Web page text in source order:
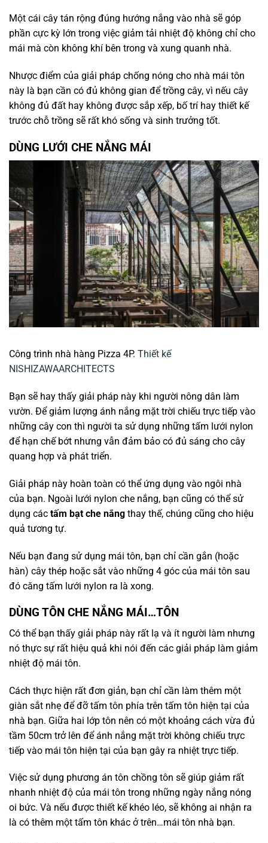
Một cái cây tán rộng đúng hướng nắng vào nhà sẽ góp
phần cực kỳ lớn trong việc giảm tải nhiệt độ không chỉ cho
mái mà còn không khí bên trong và xung quanh nhà.
Nhược điểm của giải pháp chống nóng cho nhà mái tôn
này là bạn cần có đủ không gian để trồng cây, vì nếu cây
không đủ đất hay không được sắp xếp, bố trí hay thiết kế
trước chỗ trồng sẽ rất khó sống và sinh trưởng tốt.
DÙNG LƯỚI CHE NẮNG MÁI
Công trình nhà hàng Pizza 4P. Thiết kế
NISHIZAWAARCHITECTS
Bạn sẽ hay thấy giải pháp này khi người nông dân làm
vườn. Để giảm lượng ánh nắng mặt trời chiếu trực tiếp vào
những cây con thì người ta sử dụng những tấm lưới nylon
để hạn chế bớt nhưng vẫn đảm bảo có đủ sáng cho cây
quang hợp và phát triển.
Giải pháp này hoàn toàn có thể ứng dụng vào ngôi nhà
của bạn. Ngoài lưới nylon che nắng, bạn cũng có thể sử
dụng các tấm bạt che nắng thay thế, chúng cũng cho hiệu
quả tương tự.
Nếu bạn đang sử dụng mái tôn, bạn chỉ cần gắn (hoặc
hàn) cây thép hoặc sắt vào những 4 góc của mái tôn sau
đó căng tấm lưới nylon ra là xong.
DÙNG TÔN CHE NẮNG MÁI…TÔN
Có thể bạn thấy giải pháp này rất lạ và ít người làm nhưng
nó thực sự rất hiệu quả khi nói đến các giải pháp làm giảm
nhiệt độ mái tôn.
Cách thực hiện rất đơn giản, bạn chỉ cần làm thêm một
giàn sắt nhẹ để đỡ tấm tôn phía trên tấm tôn hiện tại của
nhà bạn. Giữa hai lớp tôn nên có một khoảng cách vừa đủ
tầm 50cm trở lên để ánh nắng mặt trời không chiếu trực
tiếp vào mái tôn hiện tại của bạn gây ra nhiệt trực tiếp.
Việc sử dụng phương án tôn chồng tôn sẽ giúp giảm rất
nhanh nhiệt độ của mái tôn trong những ngày nắng nóng
oi bức. Và nếu được thiết kế khéo léo, sẽ không ai nhận ra
là có thêm một tấm tôn khác ở trên…mái tôn nhà bạn.